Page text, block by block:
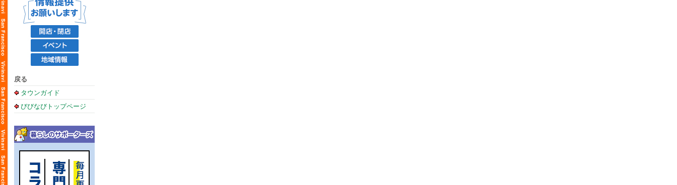
戻る
タウンガイド
びびなびトップページ